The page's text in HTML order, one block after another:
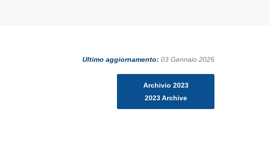
Ultimo aggiornamento: 03 Gennaio 2025
Archivio 2023
2023 Archive